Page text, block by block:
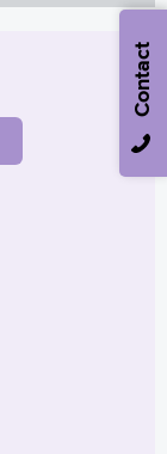
Contact